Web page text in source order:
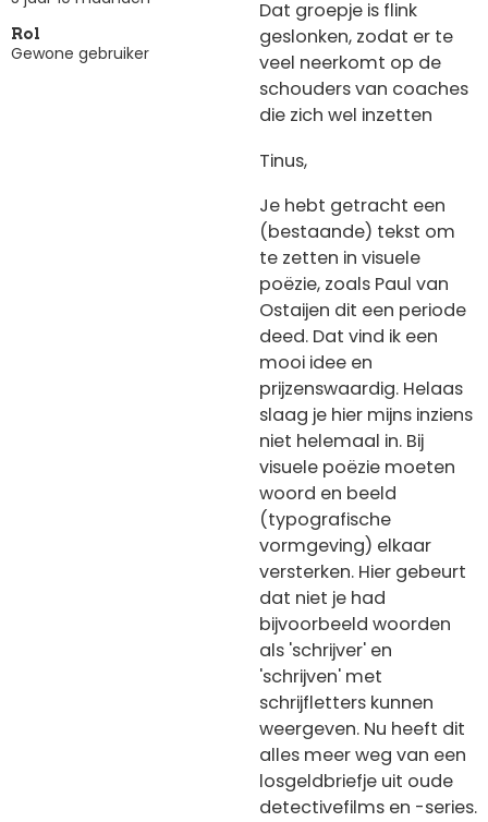
Rol
Gewone gebruiker
Dat groepje is flink
geslonken, zodat er te
veel neerkomt op de
schouders van coaches
die zich wel inzetten
Tinus,
Je hebt getracht een
(bestaande) tekst om
te zetten in visuele
poëzie, zoals Paul van
Ostaijen dit een periode
deed. Dat vind ik een
mooi idee en
prijzenswaardig. Helaas
slaag je hier mijns inziens
niet helemaal in. Bij
visuele poëzie moeten
woord en beeld
(typografische
vormgeving) elkaar
versterken. Hier gebeurt
dat niet je had
bijvoorbeeld woorden
als 'schrijver' en
'schrijven' met
schrijfletters kunnen
weergeven. Nu heeft dit
alles meer weg van een
losgeldbriefje uit oude
detectivefilms en -series.